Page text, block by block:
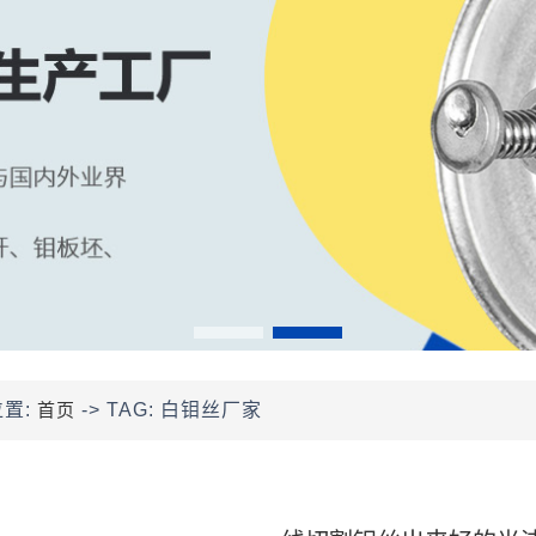
置:首页 -> TAG: 白钼丝厂家